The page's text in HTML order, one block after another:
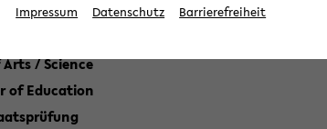
/ Science
of Education
Impressum Datenschutz Barrierefreiheit